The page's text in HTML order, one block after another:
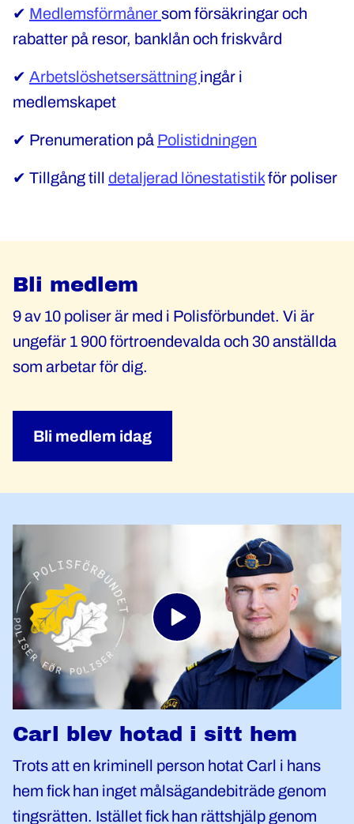
✔ Medlemsförmånersom försäkringar och
rabatter på resor, banklån och friskvård
✔ Arbetslöshetsersättning ingår i
medlemskapet
✔ Prenumeration på Polistidningen
✔ Tillgång till detaljerad lönestatistikför poliser
Bli medlem
9 av 10 poliser är med i Polisförbundet. Vi är
ungefär 1 900 förtroendevalda och 30 anställda
som arbetar för dig.
Bli medlem idag
Carl blev hotad i sitt hem
Trots att en kriminell person hotat Carl i hans
hem fick han inget målsägandebiträde genom
tingsrätten. Istället fick han rättshjälp genom